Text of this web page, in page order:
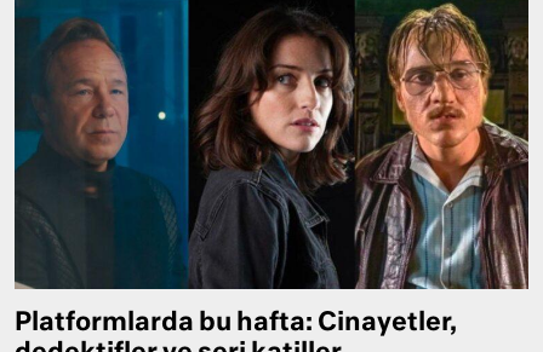
Platformlarda bu hafta: Cinayetler,